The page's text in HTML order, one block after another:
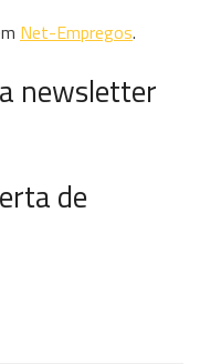
Net-Empregos.
newsletter
de